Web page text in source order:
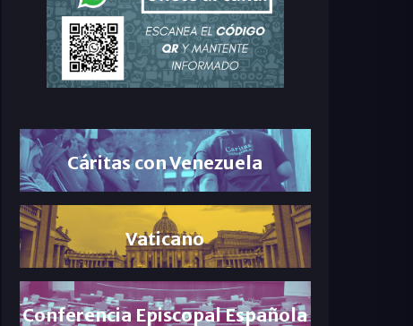
Cáritas con Venezuela
Vaticano
Conferencia Episcopal Española